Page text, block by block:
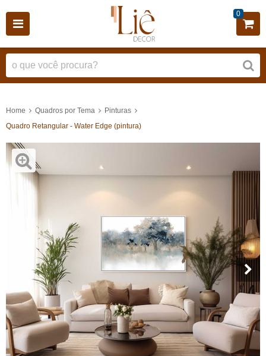
0
Home Quadros por Tema
Pinturas
Quadro Retangular - Water Edge (pintura)